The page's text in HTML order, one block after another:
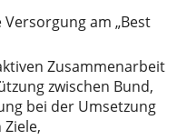
am „Best
Zusammenarbeit
zwischen Bund,
bei der Umsetzung